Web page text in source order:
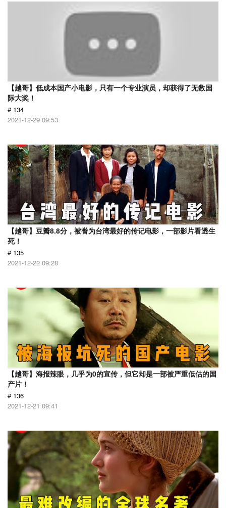
【越哥】低成本国产小电影，只有一个专业演员，却获得了无数国
际大奖！
# 134
2021-12-29 09:53
【越哥】豆瓣8.8分，被誉为台湾最好的传记电影，一部影片看透生
死！
# 135
2021-12-22 09:28
【越哥】海报辣眼，几乎为0的宣传，但它却是一部被严重低估的国
产片！
# 136
2021-12-21 09:41